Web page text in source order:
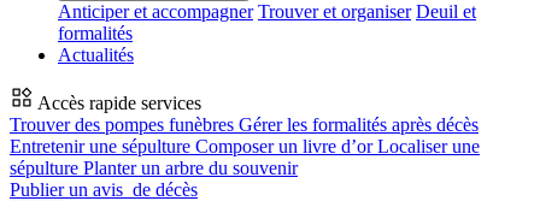
Anticiper et accompagner Trouver et organiser Deuil et
formalités
Actualités
Accès rapide services
Trouver des pompes funèbres Gérer les formalités après décès
Entretenir une sépulture Composer un livre d’orLocaliser une
sépulture Planter un arbre du souvenir
Publier un avis de décès